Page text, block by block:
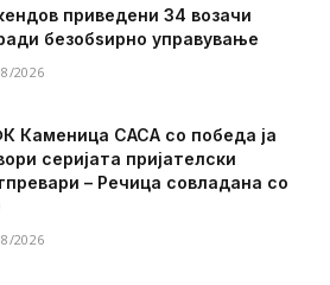
приведени 34 возачи
безобѕирно управување
2026
Каменица САСА со победа ја
серијата пријателски
– Речица совладана со
2026